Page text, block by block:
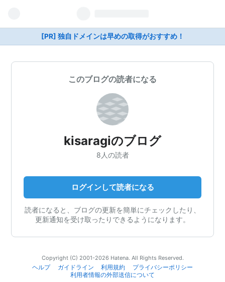
[PR] 独自ドメインは早めの取得がおすすめ！
このブログの読者になる
kisaragiのブログ
8人の読者
ログインして読者になる
読者になると、ブログの更新を簡単にチェックしたり、
更新通知を受け取ったりできるようになります。
Copyright (C) 2001-2026 Hatena. All Rights Reserved.
ヘルプ
ガイドライン 利用規約
プライバシーポリシー
利用者情報の外部送信について